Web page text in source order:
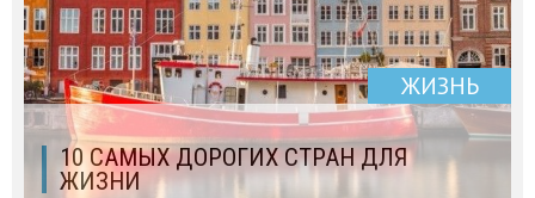
ЖИЗНЬ
10 САМЫХ ДОРОГИХ СТРАН ДЛЯ
ЖИЗНИ